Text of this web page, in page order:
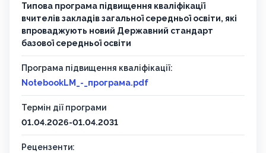
Типова програма підвищення кваліфікації
вчителів закладів загальної середньої освіти, які
впроваджують новий Державний стандарт
базової середньої освіти
Програма підвищення кваліфікації:
NotebookLM_-_програма.pdf
Термін дії програми
01.04.2026-01.04.2031
Рецензенти: